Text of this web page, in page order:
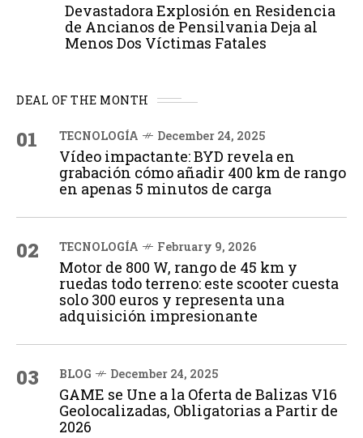
Devastadora Explosión en Residencia
de Ancianos de Pensilvania Deja al
Menos Dos Víctimas Fatales
DEAL OF THE MONTH
01 TECNOLOGÍA December 24, 2025
Vídeo impactante: BYD revela en
grabación cómo añadir 400 km de rango
en apenas 5 minutos de carga
02 TECNOLOGÍA February 9, 2026
Motor de 800 W, rango de 45 km y
ruedas todo terreno: este scooter cuesta
solo 300 euros y representa una
adquisición impresionante
03 BLOG December 24, 2025
GAME se Une a la Oferta de Balizas V16
Geolocalizadas, Obligatorias a Partir de
2026